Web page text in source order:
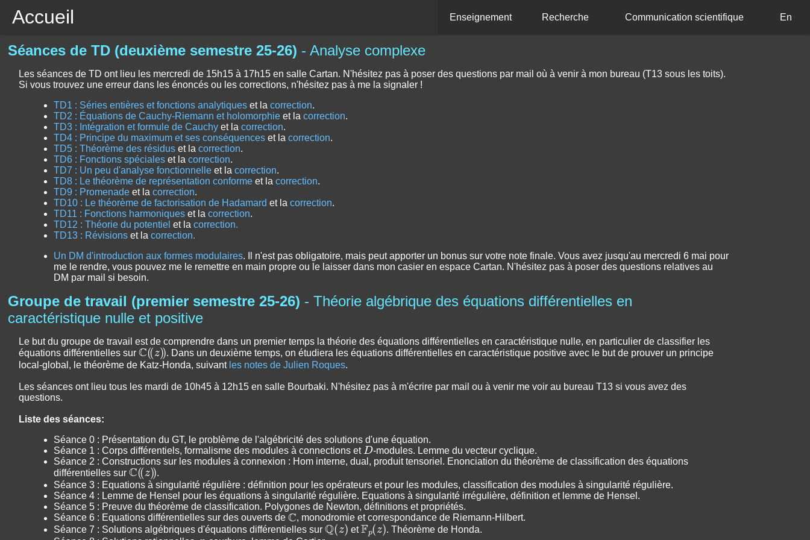
Accueil Enseignement Recherche Communication scientifique En
Séances de TD (deuxième semestre 25-26) - Analyse complexe
Les séances de TD ont lieu les mercredi de 15h15 à 17h15 en salle Cartan. N'hésitez pas à poser des questions par mail où à venir à mon bureau (T13 sous les toits).
Si vous trouvez une erreur dans les énoncés ou les corrections, n'hésitez pas à me la signaler !
TD1 : Séries entières et fonctions analytiques et lacorrection.
TD2 : Équations de Cauchy-Riemann et holomorphie et lacorrection.
TD3 : Intégration et formule de Cauchy et lacorrection.
TD4 : Principe du maximum et ses conséquences et lacorrection.
TD5 : Théorème des résidus et lacorrection.
TD6 : Fonctions spéciales et lacorrection.
TD7 : Un peu d'analyse fonctionnelle et lacorrection.
TD8 : Le théorème de représentation conforme et lacorrection.
TD9 : Promenade et lacorrection.
TD10 : Le théorème de factorisation de Hadamard et lacorrection.
TD11 : Fonctions harmoniques et lacorrection.
TD12 : Théorie du potentiel et lacorrection.
TD13 : Révisions et lacorrection.
Un DM d'introduction aux formes modulaires. Il n'est pas obligatoire, mais peut apporter un bonus sur votre note finale. Vous avez jusqu'au mercredi 6 mai pour
me le rendre, vous pouvez me le remettre en main propre ou le laisser dans mon casier en espace Cartan. N'hésitez pas à poser des questions relatives au
DM par mail si besoin.
Groupe de travail (premier semestre 25-26) - Théorie algébrique des équations différentielles en
caractéristique nulle et positive
Le but du groupe de travail est de comprendre dans un premier temps la théorie des équations différentielles en caractéristique nulle, en particulier de classifier les
équations différentielles sur
C((z))
. Dans un deuxième temps, on étudiera les équations différentielles en caractéristique positive avec le but de prouver un principe
local-global, le théorème de Katz-Honda, suivant les notes de Julien Roques.
Les séances ont lieu tous les mardi de 10h45 à 12h15 en salle Bourbaki. N'hésitez pas à m'écrire par mail ou à venir me voir au bureau T13 si vous avez des
questions.
Liste des séances:
Séance 0 : Présentation du GT, le problème de l'algébricité des solutions d'une équation.
Séance 1 : Corps différentiels, formalisme des modules à connections et
D
-modules. Lemme du vecteur cyclique.
Séance 2 : Constructions sur les modules à connexion : Hom interne, dual, produit tensoriel. Enonciation du théorème de classification des équations
différentielles sur
C((z))
.
Séance 3 : Equations à singularité régulière : définition pour les opérateurs et pour les modules, classification des modules à singularité régulière.
Séance 4 : Lemme de Hensel pour les équations à singularité régulière. Equations à singularité irrégulière, définition et lemme de Hensel.
Séance 5 : Preuve du théorème de classification. Polygones de Newton, définitions et propriétés.
Séance 6 : Equations différentielles sur des ouverts de
C
, monodromie et correspondance de Riemann-Hilbert.
Séance 7 : Solutions algébriques d'équations différentielles sur
Q(z)
et
Fp(z)
. Théorème de Honda.
p